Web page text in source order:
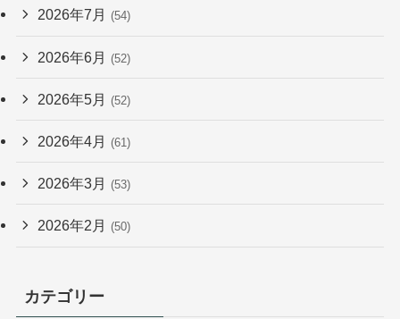
2026年7月 (54)
2026年6月 (52)
2026年5月 (52)
2026年4月 (61)
2026年3月 (53)
2026年2月 (50)
カテゴリー